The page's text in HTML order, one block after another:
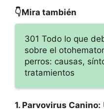
👇Mira también
301 Todo lo que
sobre el
perros: causas,
tratamientos
1. Parvovirus Canino: